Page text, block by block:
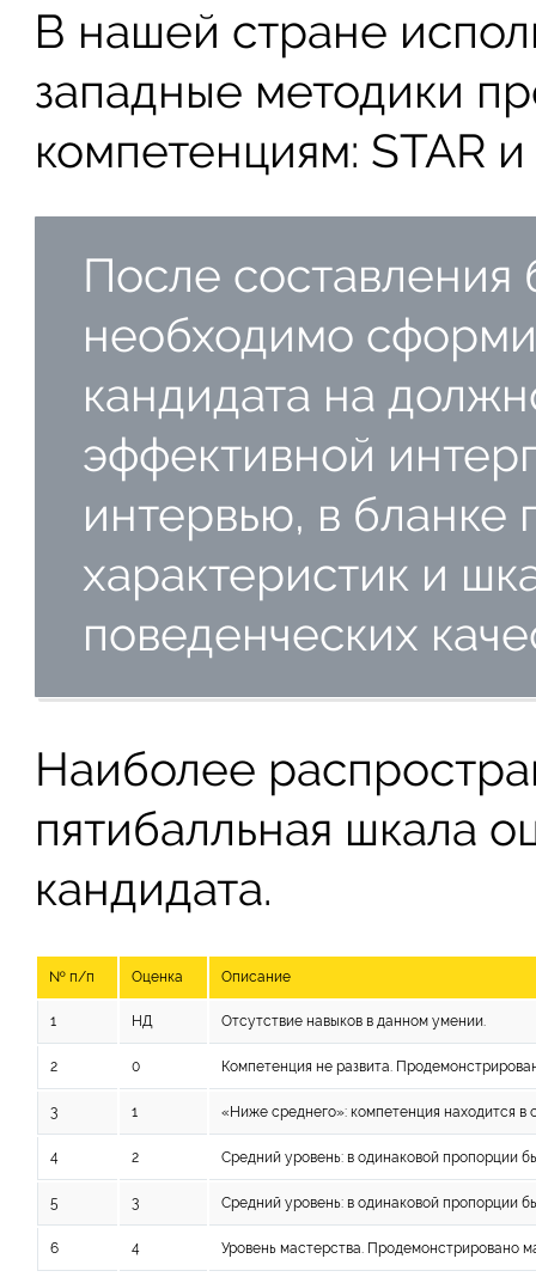
В нашей стране
западные методики
компетенциям: STAR и
После составления
необходимо
кандидата на
эффективной
интервью, в бланке
характеристик и
поведенческих
Наиболее
пятибалльная шкала
кандидата.
№ п/п Оценка Описание
1 НД Отсутствие навыков в данном умении.
2 0 Компетенция не развита.
3 1 «Ниже среднего»: компетенция находится в
4 2 Средний уровень: в одинаковой пропорции
5 3 Средний уровень: в одинаковой пропорции
6 4 Уровень мастерства. Продемонстрировано